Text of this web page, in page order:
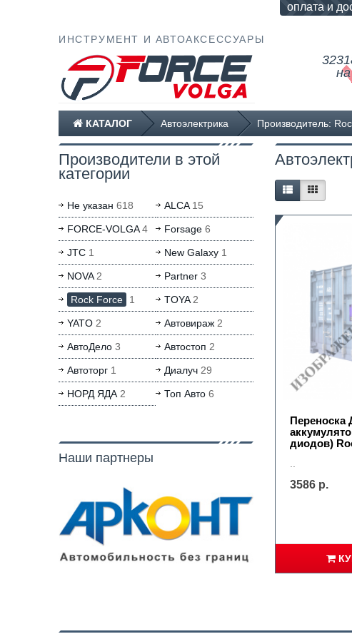
ИНСТРУМЕНТ И АВТОАКСЕССУАРЫ
оплата и
КАТАЛОГ Автоэлектрика Производитель:
Производители в этой
категории
Не указан 618 ALCA15
FORCE-VOLGA4 Forsage 6
JTC 1 New Galaxy 1
NOVA2 Partner 3
Rock Force 1 TOYA2
YATO 2 Автовираж 2
АвтоДело 3 Автостоп 2
Автоторг 1 Диалуч 29
НОРД ЯДА 2 Топ Авто 6
Наши партнеры
диодов)
..
3586 р.